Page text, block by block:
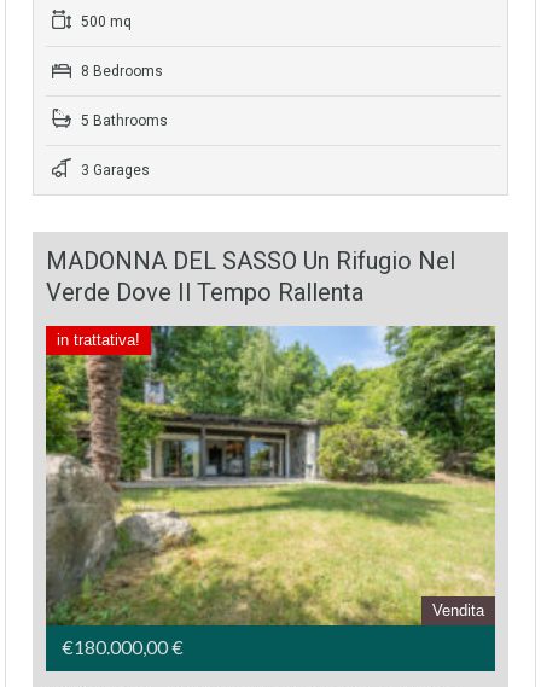
500 mq
8 Bedrooms
5 Bathrooms
3 Garages
MADONNA DEL SASSO Un Rifugio Nel
Verde Dove Il Tempo Rallenta
in trattativa!
Vendita
€180.000,00 €